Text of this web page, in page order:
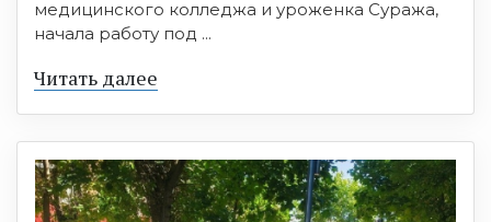
медицинского колледжа и уроженка Суража,
начала работу под ...
Читать далее